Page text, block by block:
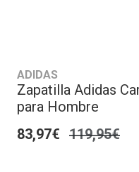
ADIDAS
Zapatilla Adidas
para Hombre
83,97€ 119,95€